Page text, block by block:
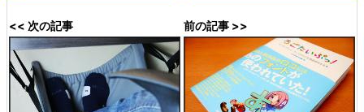
<< 次の記事 前の記事 >>